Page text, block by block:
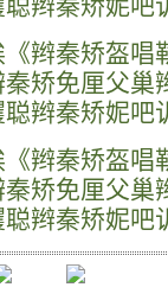
《辫秦矫盔
矫免厘父巢
辫秦矫妮吧
《辫秦矫盔
矫免厘父巢
辫秦矫妮吧